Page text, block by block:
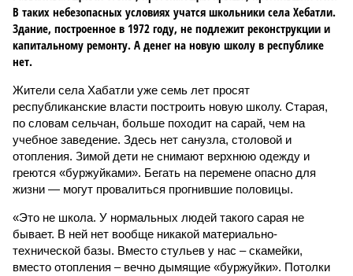
В таких небезопасных условиях учатся школьники села Хебатли.
Здание, построенное в 1972 году, не подлежит реконструкции и
капитальному ремонту. А денег на новую школу в республике
нет.
Жители села Хабатли уже семь лет просят
республиканские власти построить новую школу. Старая,
по словам сельчан, больше походит на сарай, чем на
учебное заведение. Здесь нет санузла, столовой и
отопления. Зимой дети не снимают верхнюю одежду и
греются «буржуйками». Бегать на перемене опасно для
жизни — могут провалиться прогнившие половицы.
«Это не школа. У нормальных людей такого сарая не
бывает. В ней нет вообще никакой материально-
технической базы. Вместо стульев у нас – скамейки,
вместо отопления – вечно дымящие «буржуйки». Потолки